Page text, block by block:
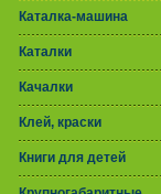
Каталка-машина
Каталки
Качалки
Клей, краски
Книги для детей